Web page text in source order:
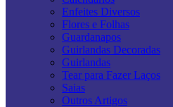
Enfeites Diversos
Flores e Folhas
Guardanapos
Guirlandas Decoradas
Guirlandas
Tear para Fazer Laços
Saias
Outros Artigos